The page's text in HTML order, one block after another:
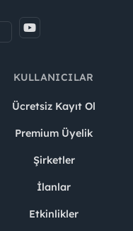
KULLANICILAR
Ücretsiz Kayıt Ol
Premium Üyelik
Şirketler
İlanlar
Etkinlikler